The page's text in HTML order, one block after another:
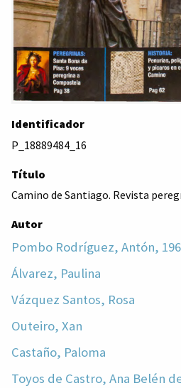
Identificador
P_18889484_16
Título
Camino de Santiago. Revista
Autor
Pombo Rodríguez, Antón,
Álvarez, Paulina
Vázquez Santos, Rosa
Outeiro, Xan
Castaño, Paloma
Toyos de Castro, Ana Belén